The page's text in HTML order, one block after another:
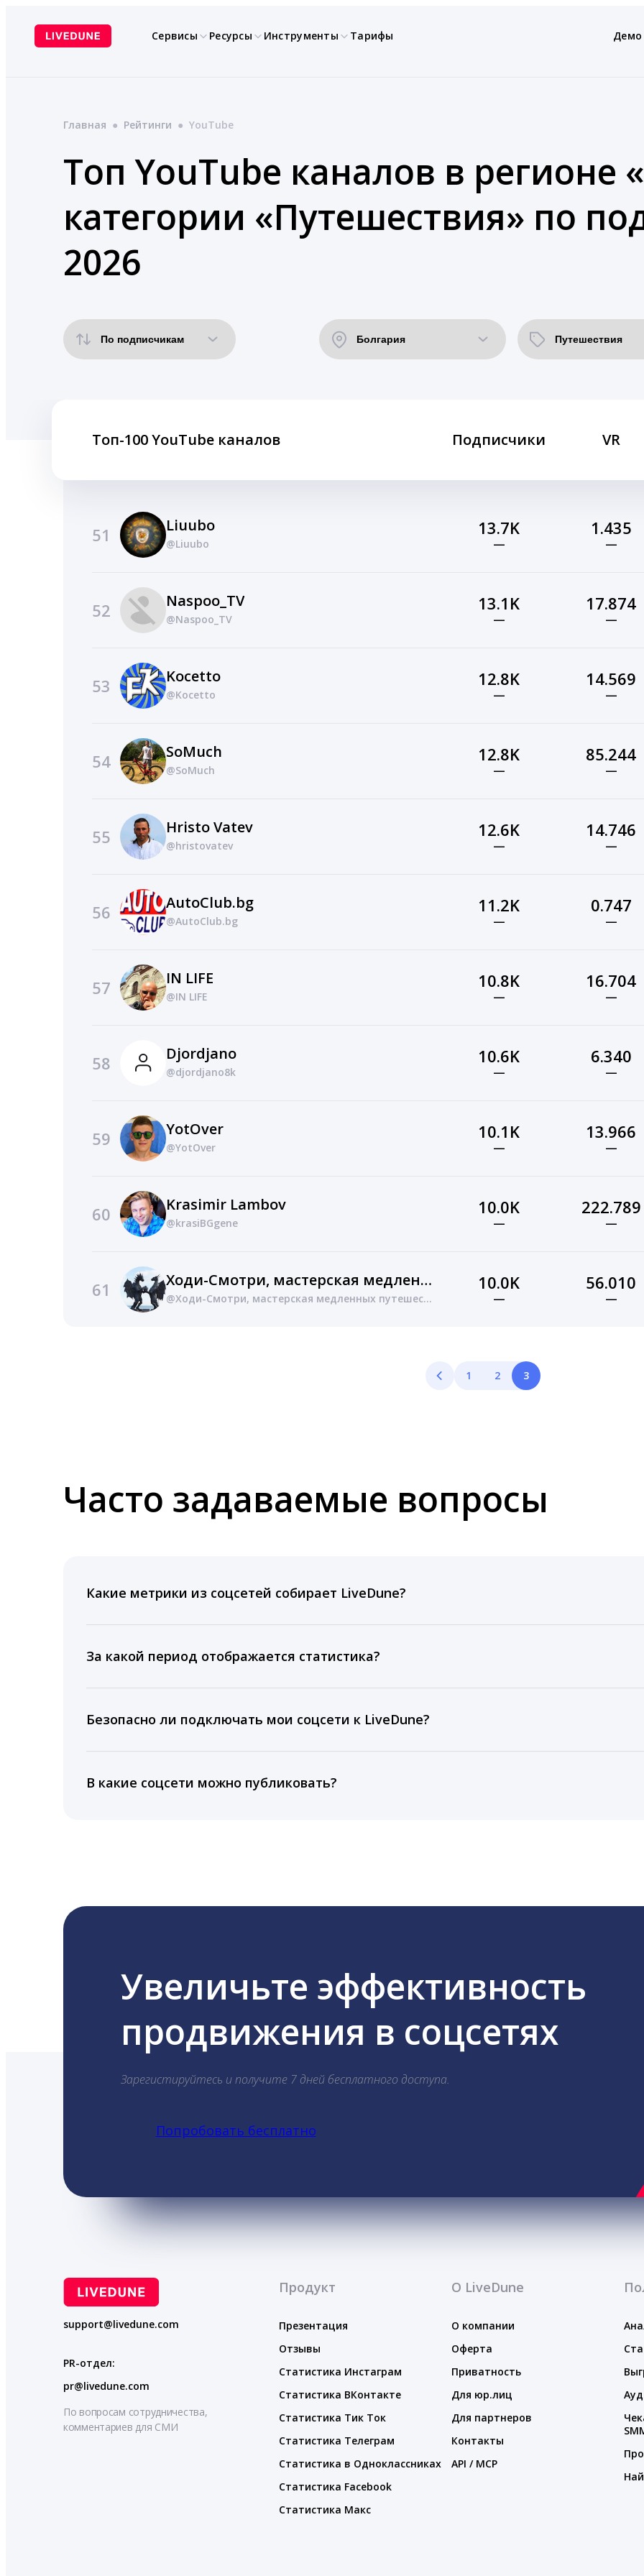
содержимому
Сервисы Ресурсы Инструменты Тарифы Демо
Главная ● Рейтинги ● YouTube
Топ YouTube каналов в регионе
категории «Путешествия» по
2026
Топ-100 YouTube каналов Подписчики VR
51 Liuubo
@Liuubo
13.7K
—
1.435
—
52 Naspoo_TV
@Naspoo_TV
13.1K
—
17.874
—
53 Kocetto
@Kocetto
12.8K
—
14.569
—
54 SoMuch
@SoMuch
12.8K
—
85.244
—
55 Hristo Vatev
@hristovatev
12.6K
—
14.746
—
56 AutoClub.bg
@AutoClub.bg
11.2K
—
0.747
—
57 IN LIFE
@IN LIFE
10.8K
—
16.704
—
58 Djordjano
@djordjano8k
10.6K
—
6.340
—
59 YotOver
@YotOver
10.1K
—
13.966
—
60 Krasimir Lambov
@krasiBGgene
10.0K
—
222.789
—
61 Ходи-Смотри, мастерская медленных путешествий
@Ходи-Смотри, мастерская медленных путешествий
10.0K
—
56.010
—
1 2 3
Часто задаваемые вопросы
Какие метрики из соцсетей собирает LiveDune?
время для публикации, показываем лучшие посты и присылаем автоматические отчеты с
За какой период отображается статистика?
подключении тарифа Блогер. При оплате тарифа Бизнес отображаются сведения за 3 года, а
5 лет.
Безопасно ли подключать мои соцсети к LiveDune?
информацию третьим лицам.
В какие соцсети можно публиковать?
Увеличьте эффективность
продвижения в соцсетях
Зарегистируйтесь и получите 7 дней бесплатного доступа.
Попробовать бесплатно
support@livedune.com
PR-отдел:
pr@livedune.com
По вопросам сотрудничества,
комментариев для СМИ
Продукт
Презентация
Отзывы
Статистика Инстаграм
Статистика ВКонтакте
Статистика Тик Ток
Статистика Телеграм
Статистика в Одноклассниках
Статистика Facebook
Статистика Макс
О LiveDune
О компании
Оферта
Приватность
Для юр.лиц
Для партнеров
Контакты
API / MCP